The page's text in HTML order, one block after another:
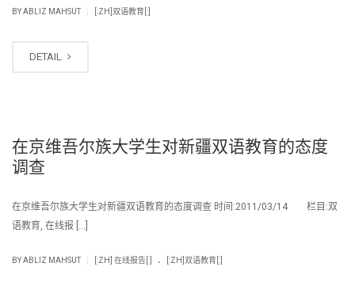
BYABLIZ MAHSUT [:ZH]双语教育[:]
DETAIL
在京维吾尔族大学生对新疆双语教育的态度
调查
在京维吾尔族大学生对新疆双语教育的态度调查 时间:2011/03/14 栏目:双
语教育, 在线报 […]
BYABLIZ MAHSUT [:ZH] 在线报告[:] . [:ZH]双语教育[:]